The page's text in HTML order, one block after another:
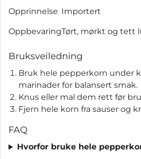
Opprinnelse Importert
OppbevaringTørt, mørkt og tett
Bruksveiledning
Bruk hele pepperkorn under
marinader for balansert smak.
Knus eller mal dem rett før
Fjern hele korn fra sauser og
FAQ
Hvorfor bruke hele